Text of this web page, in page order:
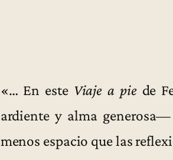
«… En este Viaje a piede
ardiente y alma
menos espacio que las